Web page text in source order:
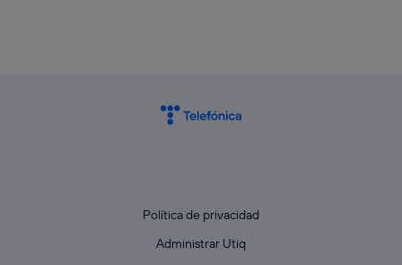
Política de privacidad
Administrar Utiq